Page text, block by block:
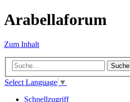
Arabellaforum
Zum Inhalt
Suche
Select Language ▼
Schnellzugriff